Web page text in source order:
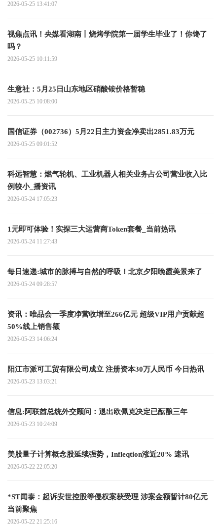
2026-05-25 13:41:07
视焦点讯！央媒看湖南丨烧烤学院第一届学生毕业了！你馋了
吗？
2026-05-25 10:11:59
生意社：5月25日山东地区硝酸铵价格暂稳
2026-05-25 10:08:00
国信证券（002736）5月22日主力资金净卖出2851.83万元
2026-05-25 09:01:52
科远智慧：燃气轮机、工业机器人相关业务占公司营业收入比
例较小_播资讯
2026-05-24 17:05:23
1元即可体验！实探三大运营商Token套餐_当前热讯
2026-05-24 11:27:43
每日速递:城市的脉搏与自然的呼吸！北京夕阳晚霞美景来了
2026-05-24 09:28:57
资讯：唯品会一季度净营收增至266亿元 超级VIP用户贡献超
50%线上销售额
2026-05-23 14:06:24
阳江市派可工贸有限公司成立 注册资本30万人民币 今日热讯
2026-05-23 13:03:21
信息:阿联酋总统外交顾问：退出欧佩克决定已酝酿三年
2026-05-23 10:24:09
美股量子计算概念股延续强势，Infleqtion涨近20% 速讯
2026-05-22 22:05:20
*ST闻泰：起诉安世控股等侵权案获受理 涉案金额暂计80亿元
当前聚焦
2026-05-22 21:25:16